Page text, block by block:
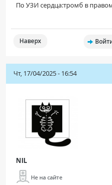
По УЗИ сердца:тромб в
Наверх
Чт, 17/04/2025 - 16:54
NIL
Не на сайте